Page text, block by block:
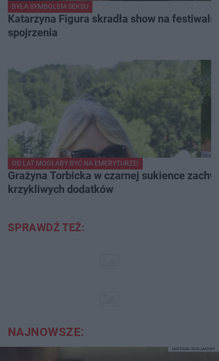
BYŁA SYMBOLEM SEKSU
Katarzyna Figura skradła show na
spojrzenia
OD LAT MOGŁABY BYĆ NA EMERYTURZE!
Grażyna Torbicka w czarnej sukience
krzykliwych dodatków
SPRAWDŹ TEŻ:
NAJNOWSZE:
MATERIAŁ REKLAMOWY